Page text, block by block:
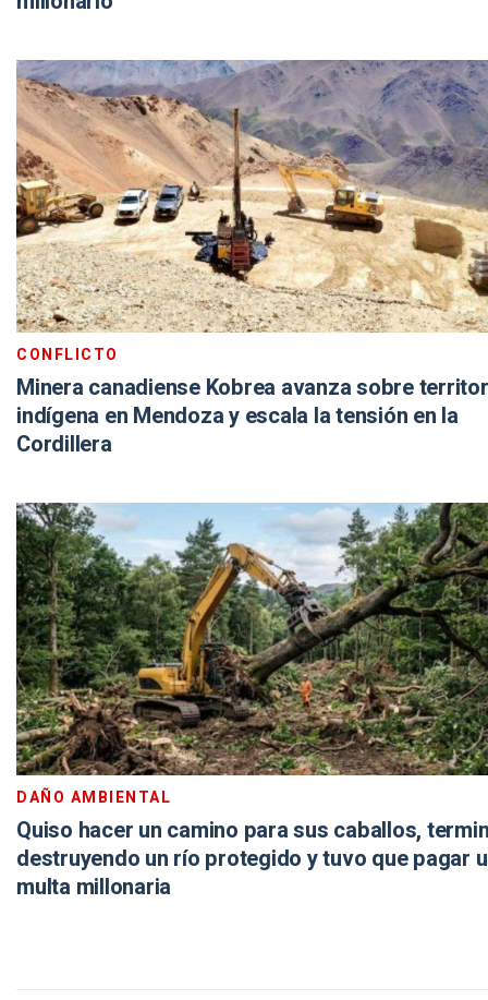
CONFLICTO
Minera canadiense Kobrea avanza sobre
indígena en Mendoza y escala la tensión en la
Cordillera
DAÑO AMBIENTAL
Quiso hacer un camino para sus caballos,
destruyendo un río protegido y tuvo que pagar
multa millonaria